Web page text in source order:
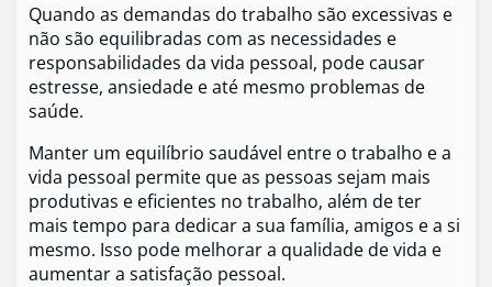
Quando as demandas do trabalho são excessivas e
não são equilibradas com as necessidades e
responsabilidades da vida pessoal, pode causar
estresse, ansiedade e até mesmo problemas de
saúde.
Manter um equilíbrio saudável entre o trabalho e a
vida pessoal permite que as pessoas sejam mais
produtivas e eficientes no trabalho, além de ter
mais tempo para dedicar a sua família, amigos e a si
mesmo. Isso pode melhorar a qualidade de vida e
aumentar a satisfação pessoal.